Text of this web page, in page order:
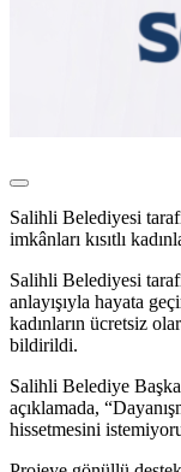
Salihli Belediyesi
imkânları kısıtlı
Salihli Belediyesi
anlayışıyla hayata
kadınların ücretsiz
bildirildi.
Salihli Belediye
açıklamada,
hissetmesini